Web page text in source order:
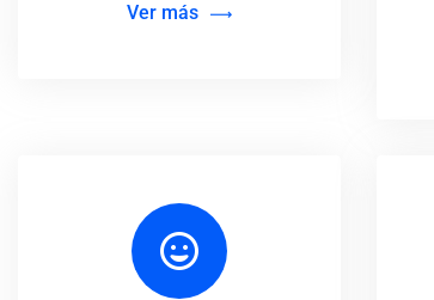
Ver más